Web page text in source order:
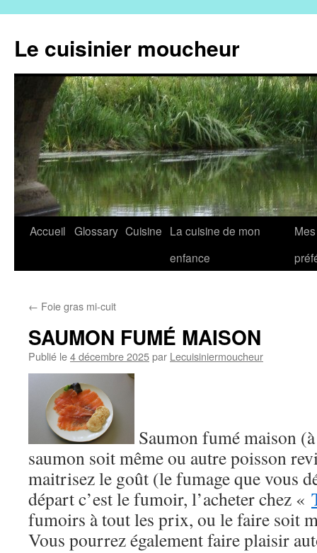
contenu
Le cuisinier moucheur
Accueil Glossary Cuisine La cuisine de mon
enfance
← Foie gras mi-cuit
SAUMON FUMÉ MAISON
Publié le4 décembre 2025par Lecuisiniermoucheur
Saumon fumé maison
saumon soit même ou autre poisson
maitrisez le goût (le fumage que vous
départ c’est le fumoir, l’acheter chez «
fumoirs à tout les prix, ou le faire soit
Vous pourrez également faire plaisir